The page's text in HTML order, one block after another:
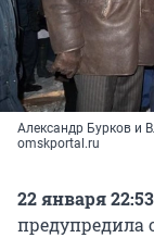
Александр Бурков и
omskportal.ru
22 января
предупредила